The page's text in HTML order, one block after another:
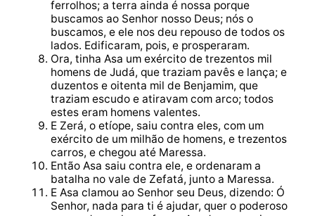
ferrolhos; a terra ainda é nossa porque
buscamos ao Senhor nosso Deus; nós o
buscamos, e ele nos deu repouso de todos os
lados. Edificaram, pois, e prosperaram.
Ora, tinha Asa um exército de trezentos mil
homens de Judá, que traziam pavês e lança; e
duzentos e oitenta mil de Benjamim, que
traziam escudo e atiravam com arco; todos
estes eram homens valentes.
E Zerá, o etíope, saiu contra eles, com um
exército de um milhão de homens, e trezentos
carros, e chegou até Maressa.
Então Asa saiu contra ele, e ordenaram a
batalha no vale de Zefatá, junto a Maressa.
E Asa clamou ao Senhor seu Deus, dizendo: Ó
Senhor, nada para ti é ajudar, quer o poderoso